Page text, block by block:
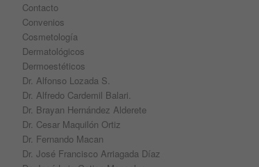
Contacto
Convenios
Cosmetología
Dermatológicos
Dermoestéticos
Dr. Alfonso Lozada S.
Dr. Alfredo Cardemil Balari.
Dr. Brayan Hernández Alderete
Dr. Cesar Maquilón Ortiz
Dr. Fernando Macan
Dr. José Francisco Arriagada Díaz